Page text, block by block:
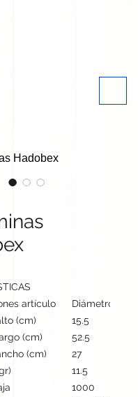
artículo
Diámetro: 0.9
(cm)
15.5
(cm)
52.5
(cm)
27
11.5
1000